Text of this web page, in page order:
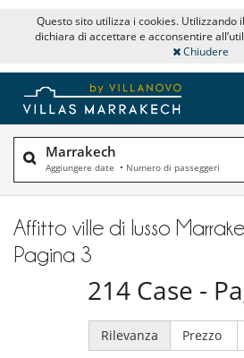
Questo sito utilizza i cookies. Utilizzando
dichiara di accettare e acconsentire
Chiudere
Marrakech
Aggiungere date • Numero di passeggeri
Affitto ville di lusso
Pagina 3
214 Case -
Rilevanza Prezzo